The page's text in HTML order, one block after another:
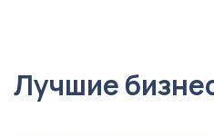
Лучшие